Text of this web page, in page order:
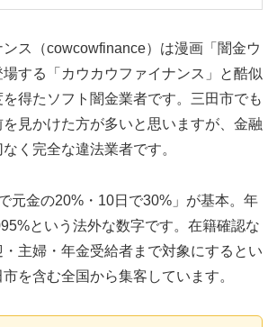
ス（cowcowfinance）は漫画「闇金ウ
する「カウカウファイナンス」と酷似
得たソフト闇金業者です。三田市でも
見かけた方が多いと思いますが、金融
く完全な違法業者です。
元金の20%・10日で30%」が基本。年
という法外な数字です。在籍確認な
・主婦・年金受給者まで対象にするとい
を含む全国から集客しています。